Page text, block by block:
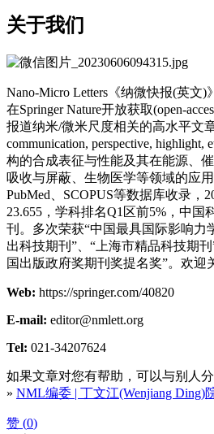
关于我们
Nano-Micro Letters《纳微快报(英文)
在Springer Nature开放获取(open-
报道纳米/微米尺度相关的高水平文章
communication, perspective,
构的合成表征与性能及其在能源、
吸收与屏蔽、生物医学等领域的应
PubMed、SCOPUS等数据库收录，
23.655，学科排名Q1区前5%，中国
刊。多次荣获“中国最具国际影响力
出科技期刊”、“上海市精品科技期
国出版政府奖期刊奖提名奖”。欢迎
Web: https://springer.com/40820
E-mail: editor@nmlett.org
Tel: 021-34207624
如果文章对您有帮助，可以与别人分
» NML编委 | 丁文江(Wenjiang Ding)
赞 (0)